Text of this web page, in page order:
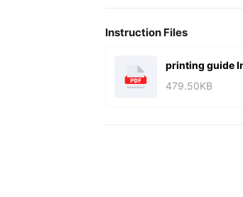
Instruction Files
479.50KB